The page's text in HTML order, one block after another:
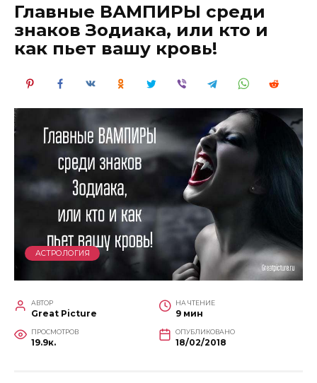
Главные ВАМПИРЫ среди
знаков Зодиака, или кто и
как пьет вашу кровь!
АСТРОЛОГИЯ
АВТОР
Great Picture
НА ЧТЕНИЕ
9 мин
ПРОСМОТРОВ
19.9к.
ОПУБЛИКОВАНО
18/02/2018